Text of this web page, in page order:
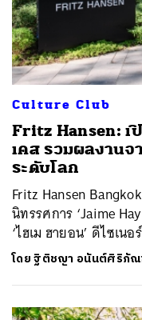
Culture Club
Fritz Hansen: เ
เคส รวมผลงานจ
ระดับโลก
Fritz Hansen
นิทรรศการ ‘Jaime
‘ไฮเม ฮายอน’ ดีไซเน
โดยฐิติชญา อนันต์ศิริภั